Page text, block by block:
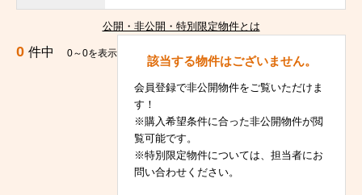
公開・非公開・特別限定物件とは
0 件中 0～0を表示
該当する物件はございません。
会員登録で非公開物件をご覧いただけま
す！
※購入希望条件に合った非公開物件が閲
覧可能です。
※特別限定物件については、担当者にお
問い合わせください。